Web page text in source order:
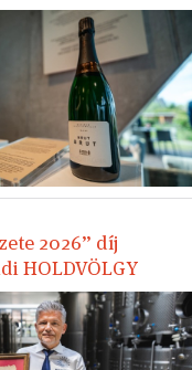
2026” díj
HOLDVÖLGY